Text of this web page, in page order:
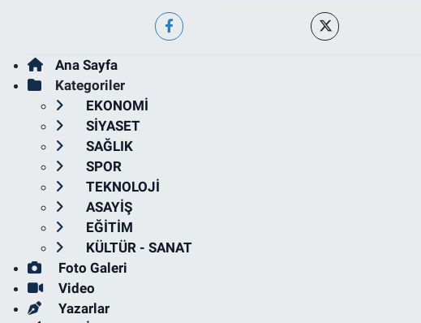
Ana Sayfa
Kategoriler
EKONOMİ
SİYASET
SAĞLIK
SPOR
TEKNOLOJİ
ASAYİŞ
EĞİTİM
KÜLTÜR - SANAT
Foto Galeri
Video
Yazarlar